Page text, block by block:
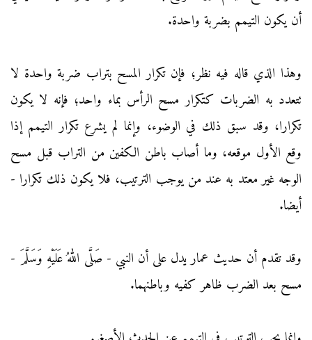
أن يكون التيمم بضربة واحدة.
وهذا الذي قاله فيه نظر؛ فإن تكرار المسح بتراب ضربة واحدة لا
تتعدد به الضربات كتكرار مسح الرأس بماء واحد؛ فإنه لا يكون
تكرارا، وقد سبق ذلك في الوضوء، وإنما لم يشرع تكرار التيمم إذا
وقع الأول موقعه، وما أصاب باطن الكفين من التراب قبل مسح
الوجه غير معتد به عند من يوجب الترتيب، فلا يكون ذلك تكرارا -
أيضا.
وقد تقدم أن حديث عمار يدل على أن النبي - صَلَّى اللهُ عَلَيْهِ وَسَلَّمَ -
مسح بعد الضرب ظاهر كفيه وباطنهما.